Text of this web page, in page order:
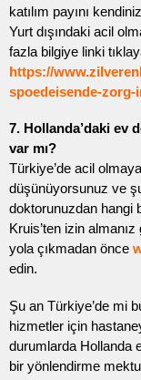
katılım payını
Yurt dışındaki acil
fazla bilgiye linki
https://
spoedeisende-
7. Hollanda’daki ev
var mı?
Türkiye’de acil
düşünüyorsunuz ve
doktorunuzdan hangi
Kruis’ten izin
yola çıkmadan önce
edin.
Şu an Türkiye’de mi
hizmetler için
durumlarda Hollanda
bir yönlendirme